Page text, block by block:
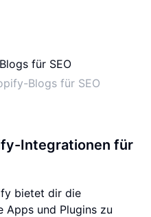
Blogs für SEO
Integrationen für
bietet dir die
Apps und Plugins zu